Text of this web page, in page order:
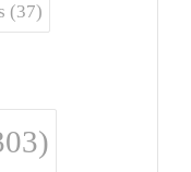
(37)